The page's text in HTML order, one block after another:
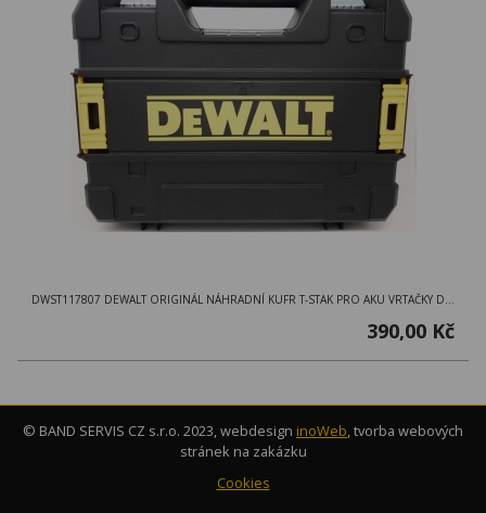
DWST117807 DEWALT ORIGINÁL NÁHRADNÍ KUFR T-STAK PRO AKU VRTAČKY DCD791, DCD796, DCD790, DCD795, DCD732, DCD100...
390,00 Kč
© BAND SERVIS CZ s.r.o. 2023, webdesign inoWeb, tvorba webových
stránek na zakázku
Cookies